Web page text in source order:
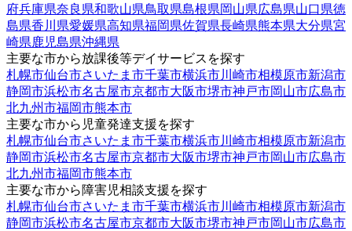
府兵庫県奈良県和歌山県鳥取県島根県岡山県広島県山口県徳
島県香川県愛媛県高知県福岡県佐賀県長崎県熊本県大分県宮
崎県鹿児島県沖縄県
主要な市から放課後等デイサービスを探す
札幌市仙台市さいたま市千葉市横浜市川崎市相模原市新潟市
静岡市浜松市名古屋市京都市大阪市堺市神戸市岡山市広島市
北九州市福岡市熊本市
主要な市から児童発達支援を探す
札幌市仙台市さいたま市千葉市横浜市川崎市相模原市新潟市
静岡市浜松市名古屋市京都市大阪市堺市神戸市岡山市広島市
北九州市福岡市熊本市
主要な市から障害児相談支援を探す
札幌市仙台市さいたま市千葉市横浜市川崎市相模原市新潟市
静岡市浜松市名古屋市京都市大阪市堺市神戸市岡山市広島市